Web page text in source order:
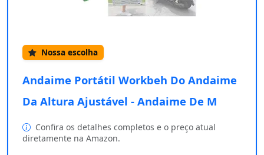
Nossa escolha
Andaime Portátil Workbeh Do Andaime
Da Altura Ajustável - Andaime De M
Confira os detalhes completos e o preço atual
diretamente na Amazon.